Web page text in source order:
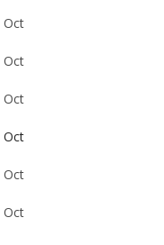
Oct
Oct
Oct
Oct
Oct
Oct